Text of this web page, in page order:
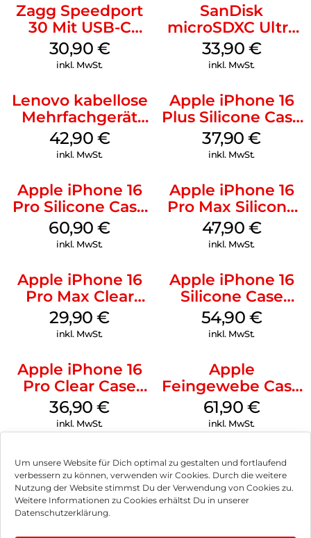
Um unsere Website für Dich optimal zu gestalten und fortlaufend
verbessern zu können, verwenden wir Cookies. Durch die weitere
Nutzung der Website stimmst Du der Verwendung von Cookies zu.
Weitere Informationen zu Cookies erhältst Du in unserer
Datenschutzerklärung.
Zagg Speedport
30 Mit USB-C
Kabel Weiß
30,90 €
inkl. MwSt.
SanDisk
microSDXC Ultra
128 GB + Adapter
Mobile
33,90 €
inkl. MwSt.
Lenovo kabellose
Mehrfachgerät
Luna Grey
42,90 €
inkl. MwSt.
Apple iPhone 16
Plus Silicone Case
MagSafe Lake
Green
37,90€
inkl. MwSt.
Apple iPhone 16
Pro Silicone Case
MagSafe Stone
Gray
60,90€
inkl. MwSt.
Apple iPhone 16
Pro Max Silicone
Case MagSafe
Black
47,90 €
inkl. MwSt.
Apple iPhone 16
Pro Max Clear
Case MagSafe
Transparent
29,90€
inkl. MwSt.
Apple iPhone 16
Silicone Case
MagSafe Lake
Green
54,90 €
inkl. MwSt.
Apple iPhone 16
Pro Clear Case
MagSafe
Transparent
36,90€
inkl. MwSt.
Apple
Feingewebe Case
iPhone 15 Pro
MagSafe Schwarz
61,90 €
inkl. MwSt.
Impressum